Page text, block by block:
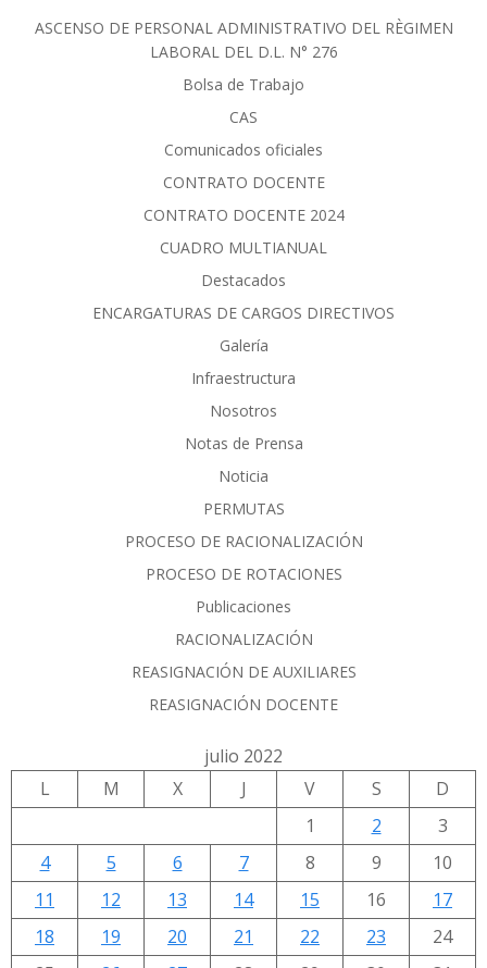
ASCENSO DE PERSONAL ADMINISTRATIVO DEL RÈGIMEN
LABORAL DEL D.L. N° 276
Bolsa de Trabajo
CAS
Comunicados oficiales
CONTRATO DOCENTE
CONTRATO DOCENTE 2024
CUADRO MULTIANUAL
Destacados
ENCARGATURAS DE CARGOS DIRECTIVOS
Galería
Infraestructura
Nosotros
Notas de Prensa
Noticia
PERMUTAS
PROCESO DE RACIONALIZACIÓN
PROCESO DE ROTACIONES
Publicaciones
RACIONALIZACIÓN
REASIGNACIÓN DE AUXILIARES
REASIGNACIÓN DOCENTE
julio 2022
L
M X J V S
D
1
2
3
4
5 6 7 8 9
10
11
12 13 14 15 16
17
18
19 20 21 22 23
24